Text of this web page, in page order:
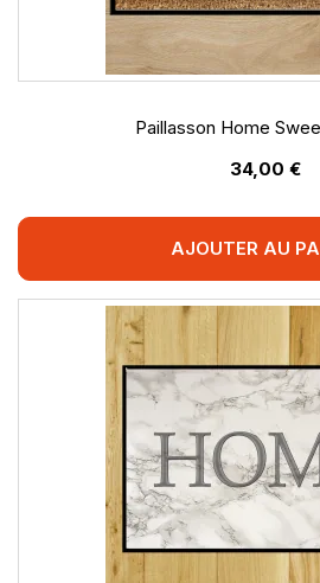
Paillasson Home
34,00 €
AJOUTER AU